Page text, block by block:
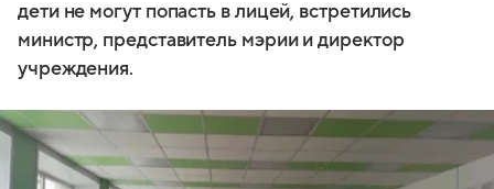
дети не могут попасть в лицей, встретились
министр, представитель мэрии и директор
учреждения.